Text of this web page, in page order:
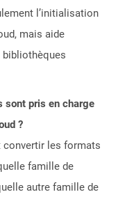
l’initialisation
mais aide
sont pris en charge
?
convertir les formats
famille de
autre famille de